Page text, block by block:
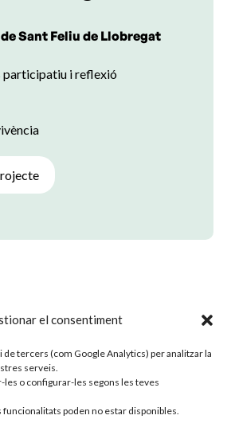
el consentiment
tercers (com Google Analytics) per analitzar la
serveis.
o configurar-les segons les teves
funcionalitats poden no estar disponibles.
Sant Feliu de Llobregat
participatiu i reflexió
Tornar a projectes